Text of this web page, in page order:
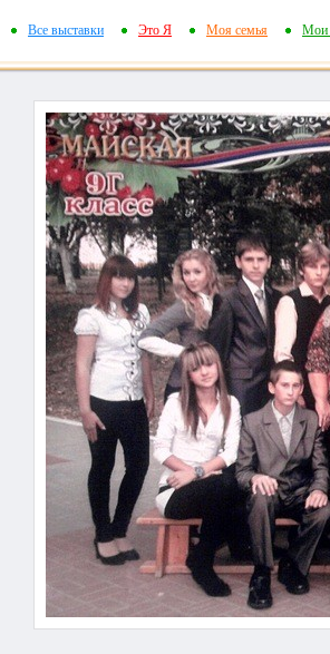
Все выставки Это Я Моя семья Мои